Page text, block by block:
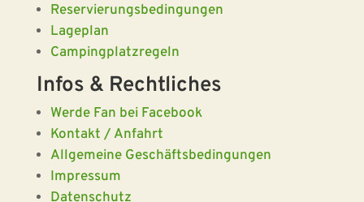
Reservierungsbedingungen
Lageplan
Campingplatzregeln
Infos & Rechtliches
Werde Fan bei Facebook
Kontakt / Anfahrt
Allgemeine Geschäftsbedingungen
Impressum
Datenschutz